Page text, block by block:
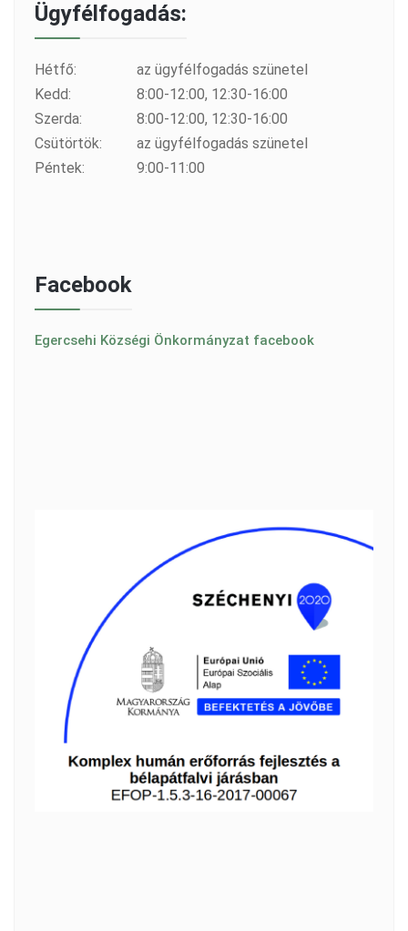
Ügyfélfogadás:
Hétfő:
az ügyfélfogadás szünetel
Kedd:
8:00-12:00, 12:30-16:00
Szerda:
8:00-12:00, 12:30-16:00
Csütörtök:
az ügyfélfogadás szünetel
Péntek:
9:00-11:00
Facebook
Egercsehi Községi Önkormányzat facebook